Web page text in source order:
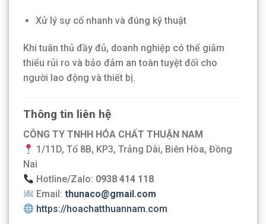
Xử lý sự cố nhanh và đúng kỹ thuật
Khi tuân thủ đầy đủ, doanh nghiệp có thể giảm
thiểu rủi ro và bảo đảm an toàn tuyệt đối cho
người lao động và thiết bị.
Thông tin liên hệ
CÔNG TY TNHH HÓA CHẤT THUẬN NAM
1/11D, Tổ 8B, KP3, Trảng Dài, Biên Hòa, Đồng
Nai
Hotline/Zalo: 0938 414 118
Email:thunaco@gmail.com
https://hoachatthuannam.com